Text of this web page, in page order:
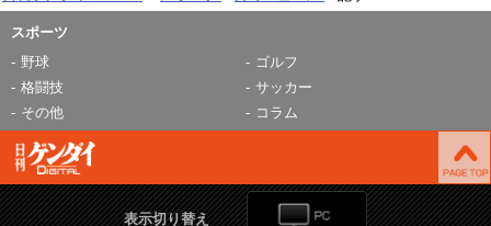
スポーツ
野球
ゴルフ
格闘技
サッカー
その他
コラム
表示切り替え